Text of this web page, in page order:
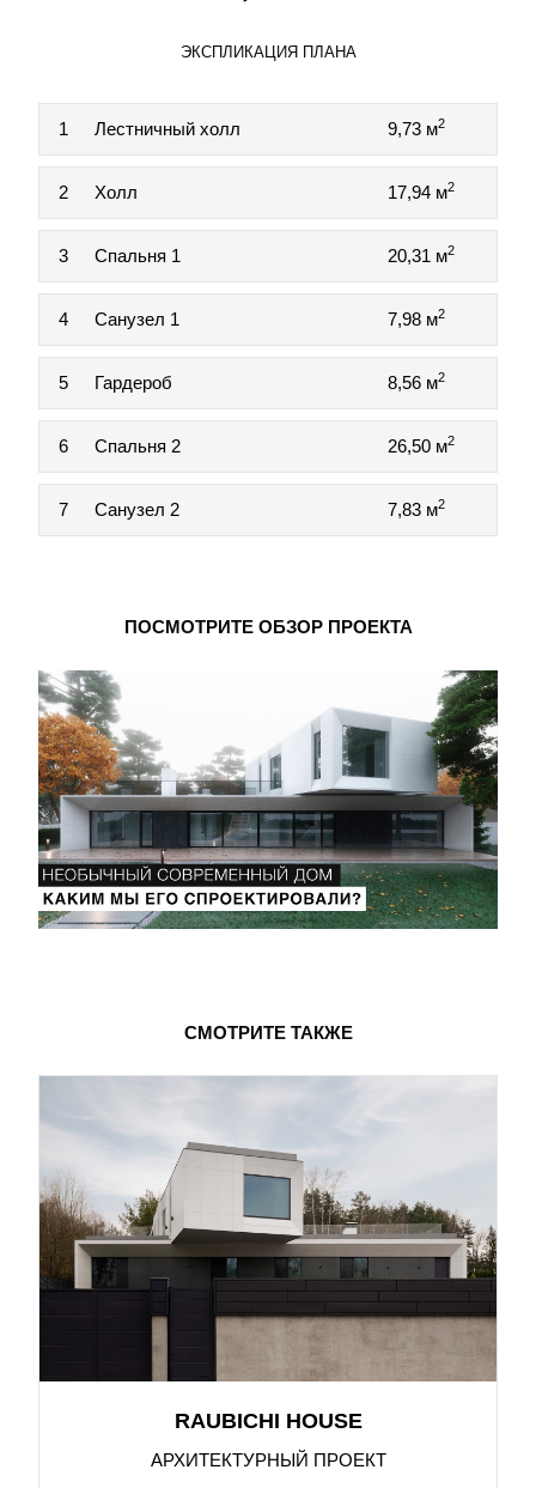
ЭКСПЛИКАЦИЯ ПЛАНА
1 Лестничный холл 9,73 м2
2 Холл 17,94 м2
3 Спальня 1 20,31 м2
4 Санузел 1 7,98 м2
5 Гардероб 8,56 м2
6 Спальня 2 26,50 м2
7 Санузел 2 7,83 м2
ПОСМОТРИТЕ ОБЗОР ПРОЕКТА
СМОТРИТЕ ТАКЖЕ
RAUBICHI HOUSE
АРХИТЕКТУРНЫЙ ПРОЕКТ